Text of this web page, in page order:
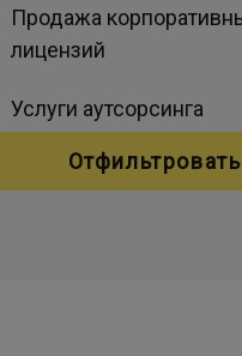
Продажа
лицензий
Услуги аутсорсинга
Отфильтровать